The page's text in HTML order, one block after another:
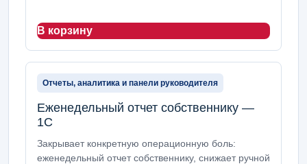
В корзину
Отчеты, аналитика и панели руководителя
Еженедельный отчет собственнику —
1С
Закрывает конкретную операционную боль:
еженедельный отчет собственнику, снижает ручной